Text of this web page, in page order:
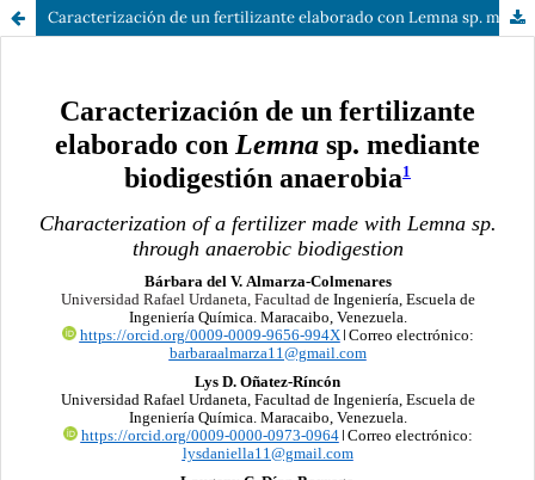
Caracterización de un fertilizante elaborado con Lemna sp. mediante biodigestión anaerobia.